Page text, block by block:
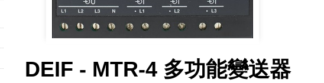
DEIF - MTR-4 多功能變送器